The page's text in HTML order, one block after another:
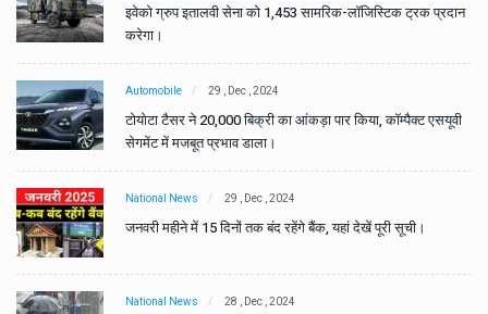
इवेको ग्रुप इतालवी सेना को 1,453 सामरिक-लॉजिस्टिक ट्रक प्रदान
करेगा।
Automobile 29 , Dec , 2024
टोयोटा टैसर ने 20,000 बिक्री का आंकड़ा पार किया, कॉम्पैक्ट एसयूवी
सेगमेंट में मजबूत प्रभाव डाला।
National News 29 , Dec , 2024
जनवरी महीने में 15 दिनों तक बंद रहेंगे बैंक, यहां देखें पूरी सूची।
National News 28 , Dec , 2024